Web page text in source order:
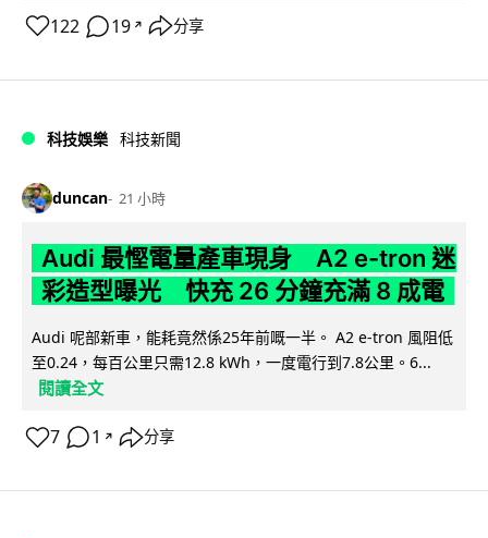
122 19 ↗ 分享
科技娛樂 科技新聞
duncan 21 小時
Audi 最慳電量產車現身 A2 e-tron 迷
彩造型曝光 快充 26 分鐘充滿 8 成電
Audi 呢部新車，能耗竟然係25年前嘅一半。 A2 e-tron 風阻低
至0.24，每百公里只需12.8 kWh，一度電行到7.8公里。6...
閱讀全文
7 1 ↗ 分享